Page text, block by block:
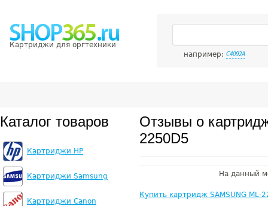
Картриджи для оргтехники
например: C4092A
Каталог товаров
Картриджи HP
Картриджи Samsung
Картриджи Canon
Отзывы о
2250D5
На данный
Купить картридж SAMSUNG ML-